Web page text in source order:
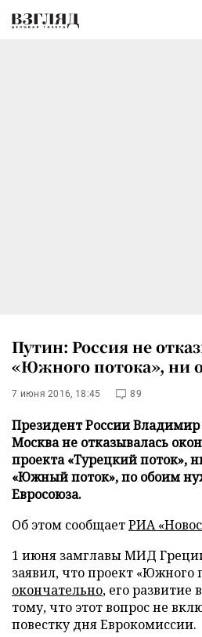
Путин: Россия не
«Южного потока», ни
7 июня 2016, 18:45 89
Президент России
Москва не отказывалась
проекта «Турецкий поток»,
«Южный поток», по обоим
Евросоюза.
Об этом сообщаетРИА
1 июня замглавы МИД
заявил, что проект «Южного
окончательно, его развитие
тому, что этот вопрос не
повестку дня Еврокомиссии.